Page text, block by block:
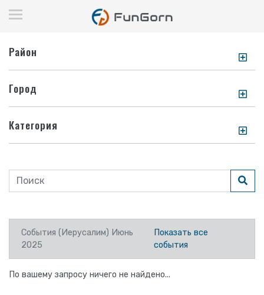
Район
Город
Категория
События (Иерусалим) Июнь
2025
Показать все
события
По вашему запросу ничего не найдено...